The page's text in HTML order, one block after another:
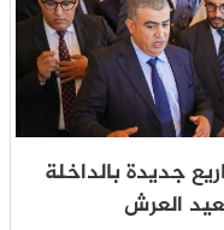
جديدة بالداخلة